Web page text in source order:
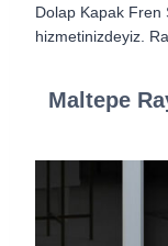
Dolap Kapak Fren
hizmetinizdeyiz.
Maltepe